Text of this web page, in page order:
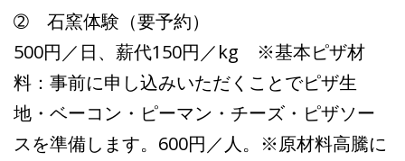
➁ 石窯体験（要予約）
500円／日、薪代150円／kg ※基本ピザ材
料：事前に申し込みいただくことでピザ生
地・ベーコン・ピーマン・チーズ・ピザソー
スを準備します。600円／人。※原材料高騰に